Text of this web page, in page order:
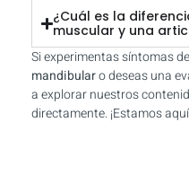
¿Cuál es la
muscular y una
Si experimentas síntomas de
mandibularo deseas una
a explorar nuestros
directamente. ¡Estamos